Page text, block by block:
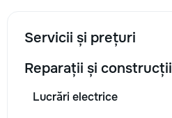
Servicii și prețuri
Reparații și construcții
Lucrări electrice